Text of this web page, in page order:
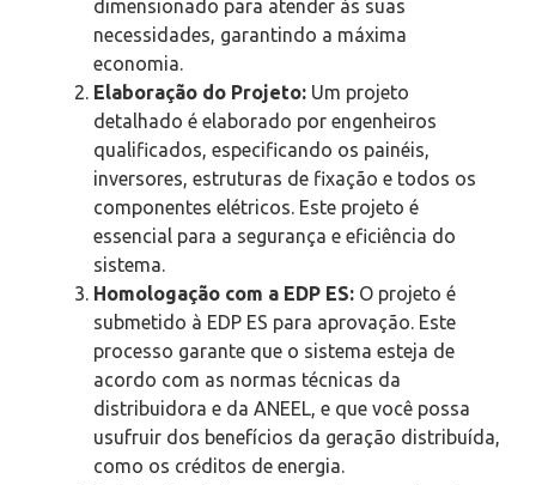
dimensionado para atender às suas
necessidades, garantindo a máxima
economia.
Elaboração do Projeto: Um projeto
detalhado é elaborado por engenheiros
qualificados, especificando os painéis,
inversores, estruturas de fixação e todos os
componentes elétricos. Este projeto é
essencial para a segurança e eficiência do
sistema.
Homologação com a EDP ES: O projeto é
submetido à EDP ES para aprovação. Este
processo garante que o sistema esteja de
acordo com as normas técnicas da
distribuidora e da ANEEL, e que você possa
usufruir dos benefícios da geração distribuída,
como os créditos de energia.